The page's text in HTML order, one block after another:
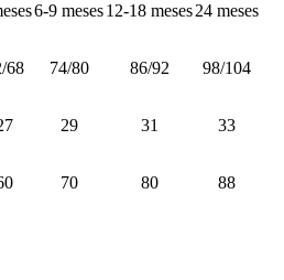
6-9 meses12-18 meses24 meses
68 74/80 86/92 98/104
29 31 33
70 80 88